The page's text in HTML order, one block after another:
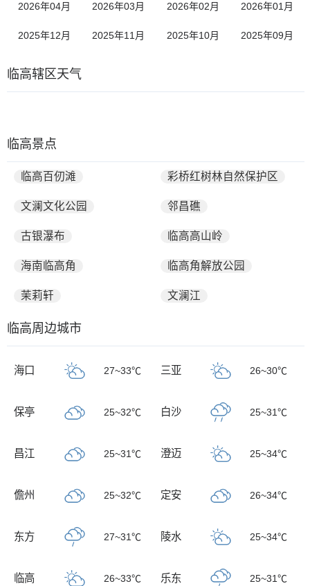
2026年04月 2026年03月 2026年02月 2026年01月
2025年12月 2025年11月 2025年10月 2025年09月
临高辖区天气
临高景点
临高百仞滩 彩桥红树林自然保护区
文澜文化公园 邻昌礁
古银瀑布 临高高山岭
海南临高角 临高角解放公园
茉莉轩 文澜江
临高周边城市
海口 27~33℃ 三亚 26~30℃
保亭 25~32℃ 白沙 25~31℃
昌江 25~31℃ 澄迈 25~34℃
儋州 25~32℃ 定安 26~34℃
东方 27~31℃ 陵水 25~34℃
临高 26~33℃ 乐东 25~31℃